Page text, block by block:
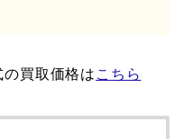
買取価格は こちら